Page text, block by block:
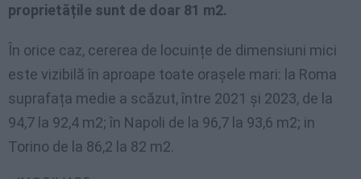
proprietățile sunt de doar 81 m2.
În orice caz, cererea de locuințe de dimensiuni mici
este vizibilă în aproape toate orașele mari: la Roma
suprafața medie a scăzut, între 2021 și 2023, de la
94,7 la 92,4 m2; în Napoli de la 96,7 la 93,6 m2; in
Torino de la 86,2 la 82 m2.